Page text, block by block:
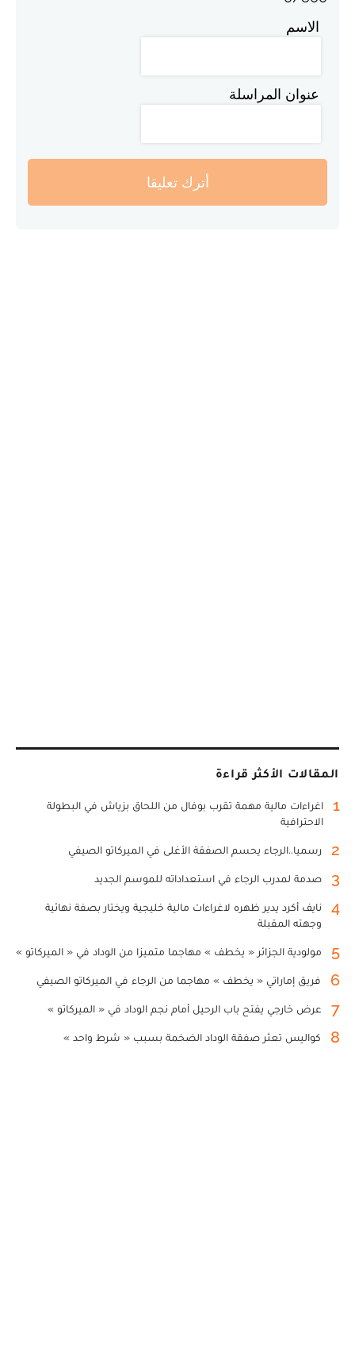
الاسم
عنوان المراسلة
أترك تعليقا
المقالات الأكثر قراءة
1
اغراءات مالية مهمة تقرب بوفال من اللحاق بزياش في البطولة
الاحترافية
2 رسميا..الرجاء يحسم الصفقة الأغلى في الميركاتو الصيفي
3 صدمة لمدرب الرجاء في استعداداته للموسم الجديد
4
نايف أكرد يدير ظهره لاغراءات مالية خليجية ويختار بصفة نهائية
وجهته المقبلة
5 مولودية الجزائر « يخطف » مهاجما متميزا من الوداد في « الميركاتو »
6 فريق إماراتي « يخطف » مهاجما من الرجاء في الميركاتو الصيفي
7 عرض خارجي يفتح باب الرحيل أمام نجم الوداد في « الميركاتو »
8 كواليس تعثر صفقة الوداد الضخمة بسبب « شرط واحد »